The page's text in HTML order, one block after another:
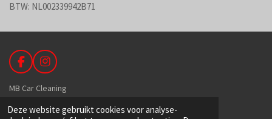
Deze website gebruikt cookies voor analyse-
BTW: NL002339942B71
F
a
c
b
I
n
s
a
MB Car Cleaning
De Hoek 89